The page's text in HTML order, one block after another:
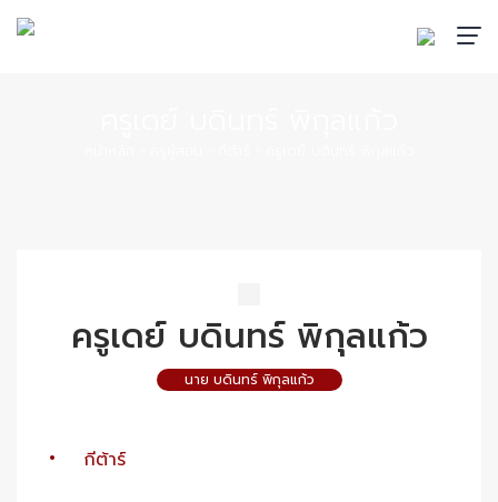
ครูเดย์ บดินทร์ พิกุลแก้ว
นาย บดินทร์ พิกุลแก้ว
กีต้าร์